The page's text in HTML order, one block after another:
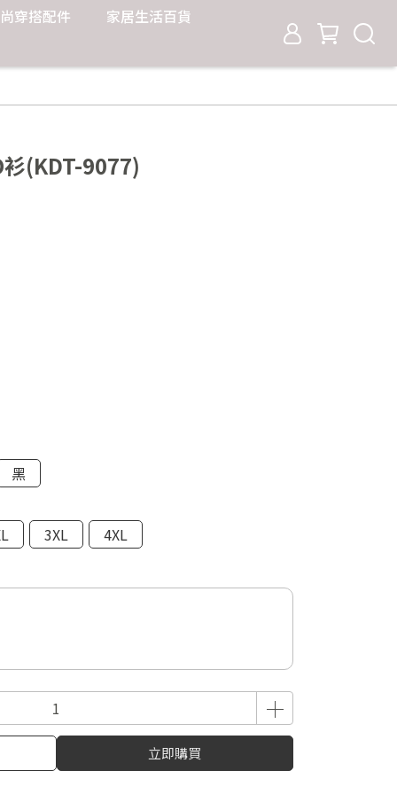
穿搭配件 家居生活百貨
(KDT-9077)
黑
3XL 4XL
立即購買